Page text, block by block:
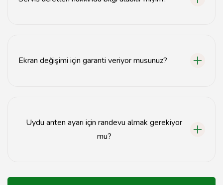
Ekran değişimi için garanti veriyor musunuz?
Uydu anten ayarı için randevu almak gerekiyor
mu?
öneririz.